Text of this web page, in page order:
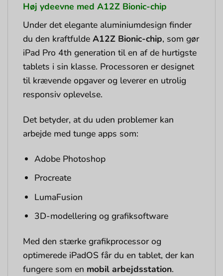
Høj ydeevne med A12Z Bionic-chip
Under det elegante aluminiumdesign finder
du den kraftfulde A12Z Bionic-chip, som gør
iPad Pro 4th generation til en af de hurtigste
tablets i sin klasse. Processoren er designet
til krævende opgaver og leverer en utrolig
responsiv oplevelse.
Det betyder, at du uden problemer kan
arbejde med tunge apps som:
Adobe Photoshop
Procreate
LumaFusion
3D-modellering og grafiksoftware
Med den stærke grafikprocessor og
optimerede iPadOS får du en tablet, der kan
fungere som en mobil arbejdsstation.